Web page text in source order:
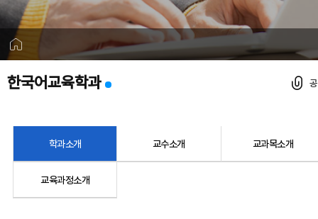
한국어교육학과
학과소개 교수소개 교과목소개
교육과정소개